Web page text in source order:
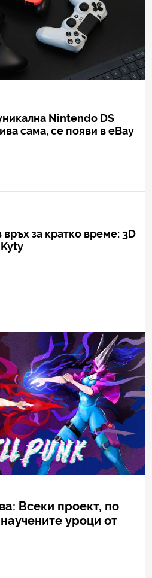
Nintendo DS
сама, се появи в eBay
връх за кратко време: 3D
Всеки проект, по
уроци от
като екип